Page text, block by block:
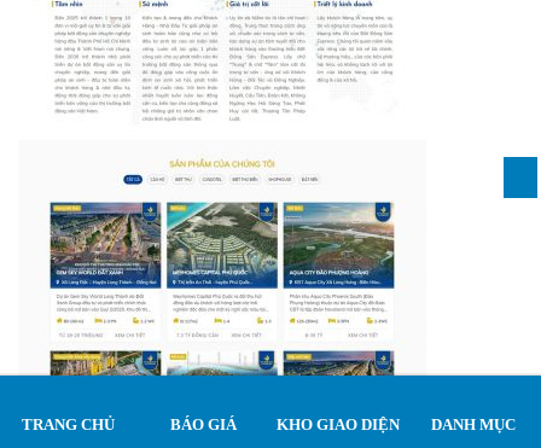
TRANG CHỦ BÁO GIÁ KHO GIAO DIỆN DANH MỤC